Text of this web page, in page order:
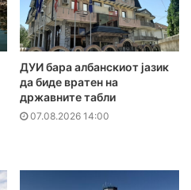
ДУИ бара албанскиот јазик
да биде вратен на
државните табли
07.08.2026 14:00